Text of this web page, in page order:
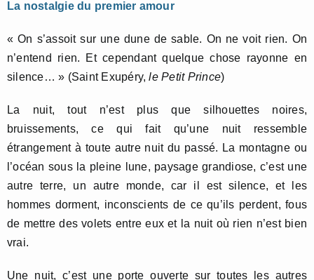
La nostalgie du premier amour
« On s’assoit sur une dune de sable. On ne voit rien. On
n’entend rien. Et cependant quelque chose rayonne en
silence… » (Saint Exupéry,le Petit Prince)
La nuit, tout n’est plus que silhouettes noires,
bruissements, ce qui fait qu’une nuit ressemble
étrangement à toute autre nuit du passé. La montagne ou
l’océan sous la pleine lune, paysage grandiose, c’est une
autre terre, un autre monde, car il est silence, et les
hommes dorment, inconscients de ce qu’ils perdent, fous
de mettre des volets entre eux et la nuit où rien n’est bien
vrai.
Une nuit, c’est une porte ouverte sur toutes les autres